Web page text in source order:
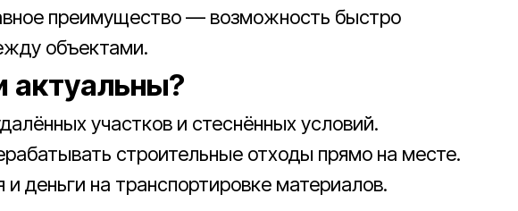
преимущество — возможность быстро
объектами.
актуальны?
участков и стеснённых условий.
строительные отходы прямо на месте.
деньги на транспортировке материалов.